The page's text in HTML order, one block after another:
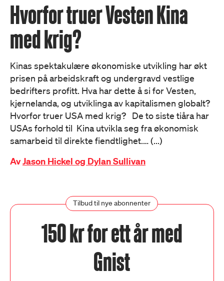
Hvorfor truer Vesten Kina
med krig?
Kinas spektakulære økonomiske utvikling har økt
prisen på arbeidskraft og undergravd vestlige
bedrifters profitt. Hva har dette å si for Vesten,
kjernelanda, og utviklinga av kapitalismen globalt?
Hvorfor truer USA med krig? De to siste tiåra har
USAs forhold til Kina utvikla seg fra økonomisk
samarbeid til direkte fiendtlighet.… (...)
AvJason Hickel og Dylan Sullivan
Tilbud til nye abonnenter
150 kr for ett år med
Gnist